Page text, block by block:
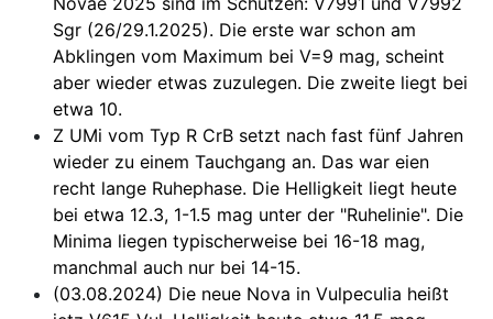
Sgr (26/29.1.2025). Die erste war schon am
Abklingen vom Maximum bei V=9 mag, scheint
aber wieder etwas zuzulegen. Die zweite liegt bei
etwa 10.
Z UMi vom Typ R CrB setzt nach fast fünf Jahren
wieder zu einem Tauchgang an. Das war eien
recht lange Ruhephase. Die Helligkeit liegt heute
bei etwa 12.3, 1-1.5 mag unter der "Ruhelinie". Die
Minima liegen typischerweise bei 16-18 mag,
manchmal auch nur bei 14-15.
(03.08.2024) Die neue Nova in Vulpeculia heißt